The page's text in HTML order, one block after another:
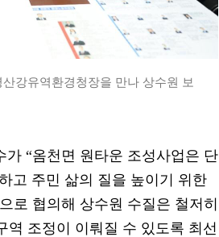
강유역환경청장을 만나 상수원 보
가 “옴천면 원타운 조성사업은 단
고 주민 삶의 질을 높이기 위한
로 협의해 상수원 수질은 철저히
역 조정이 이뤄질 수 있도록 최선